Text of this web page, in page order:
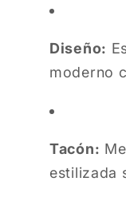
Diseño:
moderno
Tacón:
estilizada